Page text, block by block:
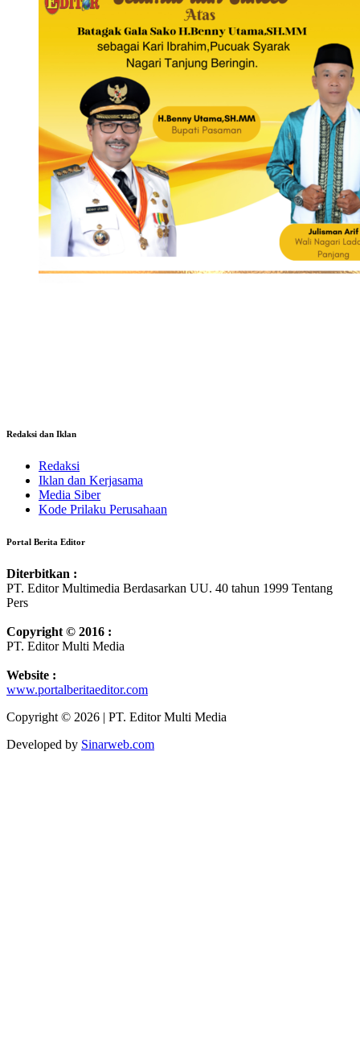
Redaksi dan Iklan
Redaksi
Iklan dan Kerjasama
Media Siber
Kode Prilaku Perusahaan
Portal Berita Editor
Diterbitkan :
PT. Editor Multimedia Berdasarkan UU. 40 tahun 1999 Tentang
Pers
Copyright © 2016 :
PT. Editor Multi Media
Website :
www.portalberitaeditor.com
Copyright © 2026 | PT. Editor Multi Media
Developed by Sinarweb.com